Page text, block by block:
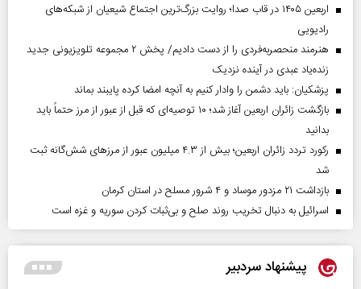
اربعین ۱۴۰۵ در قاب صدا؛ روایت بزرگ‌ترین اجتماع شیعیان از شبکه‌های
رادیویی
هنرمند منحصر‌به‌فردی را از دست دادیم/ پخش ۲ مجموعه تلویزیونی جدید
زنده‌یاد عبدی در آینده نزدیک
پزشکیان: باید دشمن را وادار کنیم به آنچه امضا کرده پایبند بماند
بازگشت زائران اربعین آغاز شد؛ ۱۰ توصیه‌ای که قبل از عبور از مرز حتماً باید
بدانید
رکورد تردد زائران اربعین؛ بیش از ۴.۳ میلیون عبور از مرزهای شش‌گانه ثبت
شد
بازداشت ۲۱ مزدور موساد و ۴ شرور مسلح در استان کرمان
اسرائیل به دنبال تخریب روند صلح و بی‌ثبات کردن سوریه و غزه است
پیشنهاد سردبیر